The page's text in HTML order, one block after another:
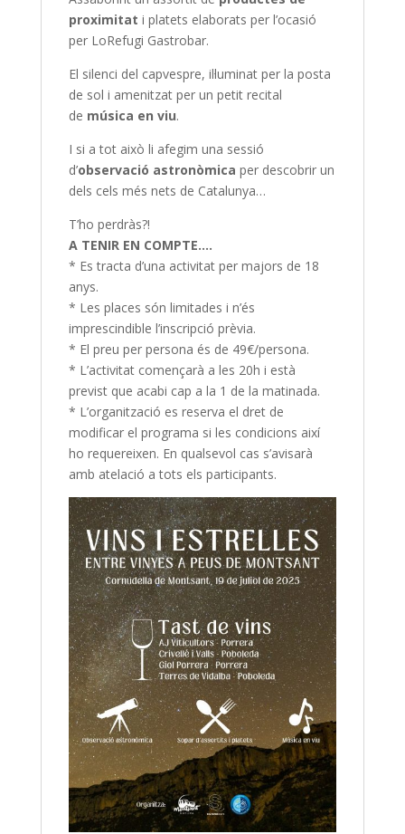
proximitat i platets elaborats per l’ocasió
per LoRefugi Gastrobar.
El silenci del capvespre, il·luminat per la posta
de sol i amenitzat per un petit recital
de música en viu.
I si a tot això li afegim una sessió
d’observació astronòmica per descobrir un
dels cels més nets de Catalunya…
T’ho perdràs?!
A TENIR EN COMPTE….
* Es tracta d’una activitat per majors de 18
anys.
* Les places són limitades i n’és
imprescindible l’inscripció prèvia.
* El preu per persona és de 49€/persona.
* L’activitat començarà a les 20h i està
previst que acabi cap a la 1 de la matinada.
* L’organització es reserva el dret de
modificar el programa si les condicions així
ho requereixen. En qualsevol cas s’avisarà
amb atelació a tots els participants.